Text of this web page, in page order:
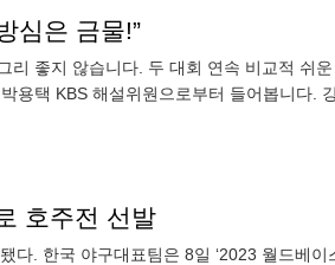
심은 금물!”
리 좋지 않습니다. 두 대회 연속 비교적 쉬
용택 KBS 해설위원으로부터 들어봅니다.
호주전 선발
다. 한국 야구대표팀은 8일 ‘2023 월드베이